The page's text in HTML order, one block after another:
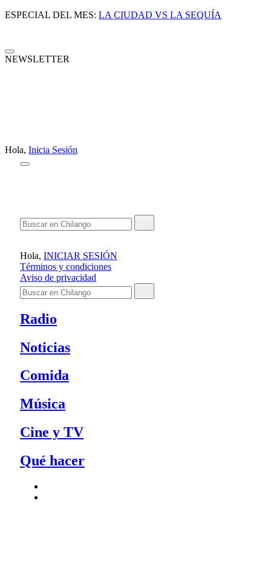
ESPECIAL DEL MES: LA CIUDAD VS LA SEQUÍA
NEWSLETTER
Hola, Inicia Sesión
Hola, INICIAR SESIÓN
Términos y condiciones
Aviso de privacidad
Radio
Noticias
Comida
Música
Cine y TV
Qué hacer